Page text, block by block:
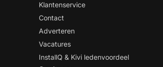
Klantenservice
Contact
Adverteren
Vacatures
InstallQ & Kivi ledenvoordeel